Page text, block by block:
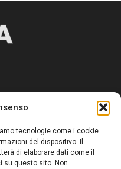
tecnologie come i cookie
del dispositivo. Il
di elaborare dati come il
su questo sito. Non
informare “liberamente” i
con un occhio rivolto al
futuro